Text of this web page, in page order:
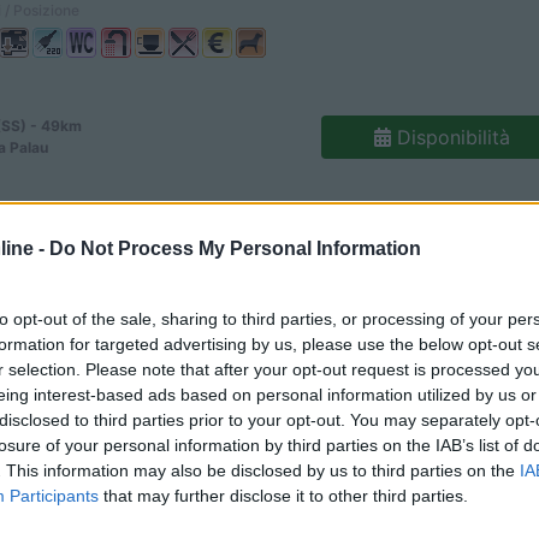
- Do Not Process My Personal Information
opt-out of the sale, sharing to third parties, or processing of your
for targeted advertising by us, please use the below opt-out
selection. Please note that after your opt-out request is processed
interest-based ads based on personal information utilized by us
to third parties prior to your opt-out. You may separately
of your personal information by third parties on the IAB’s list of
This information may also be disclosed by us to third parties on the
Participants that may further disclose it to other third parties.
- 49km
Palau
Disponibilità
Gallura (OT) - 59.2km
Disponibilità
7,8